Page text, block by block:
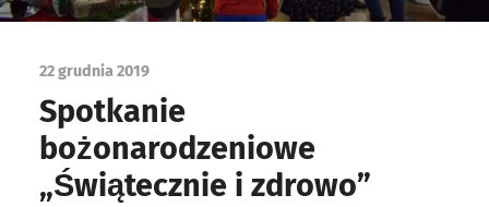
22 grudnia 2019
Spotkanie
bożonarodzeniowe
„Świątecznie i zdrowo”